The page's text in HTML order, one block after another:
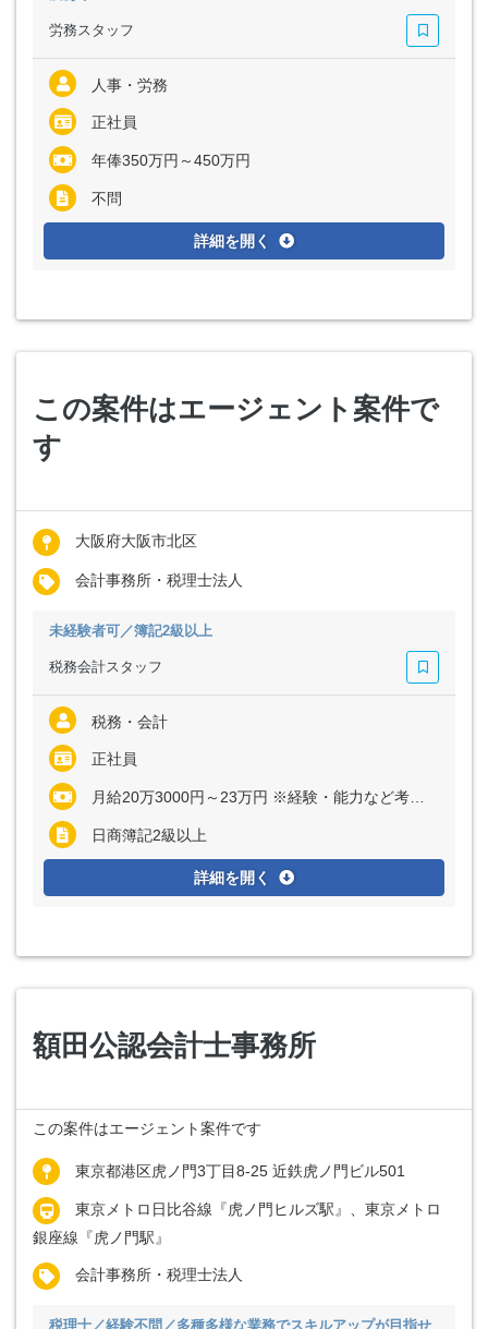
労務スタッフ
人事・労務
正社員
年俸350万円～450万円
不問
詳細を開く
この案件はエージェント案件で
す
大阪府大阪市北区
会計事務所・税理士法人
未経験者可／簿記2級以上
税務会計スタッフ
税務・会計
正社員
月給20万3000円～23万円 ※経験・能力など考慮の上、決定いたします
日商簿記2級以上
詳細を開く
額田公認会計士事務所
この案件はエージェント案件です
東京都港区虎ノ門3丁目8‐25 近鉄虎ノ門ビル501
東京メトロ日比谷線『虎ノ門ヒルズ駅』、東京メトロ
銀座線『虎ノ門駅』
会計事務所・税理士法人
税理士／経験不問／多種多様な業務でスキルアップが目指せ